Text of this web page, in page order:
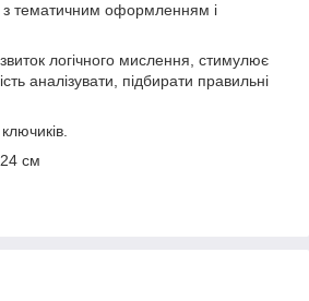
з тематичним оформленням і
логічного мислення, стимулює
аналізувати, підбирати правильні
см